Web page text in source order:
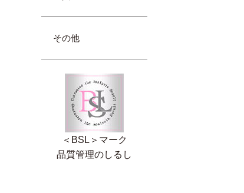
その他
＜BSL＞マーク
品質管理のしるし